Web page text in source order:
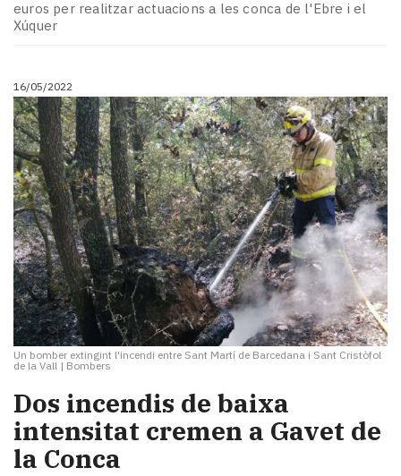
euros per realitzar actuacions a les conca de l'Ebre i el
Xúquer
16/05/2022
Un bomber extingint l'incendi entre Sant Martí de Barcedana i Sant Cristòfol
de la Vall | Bombers
Dos incendis de baixa
intensitat cremen a Gavet de
la Conca